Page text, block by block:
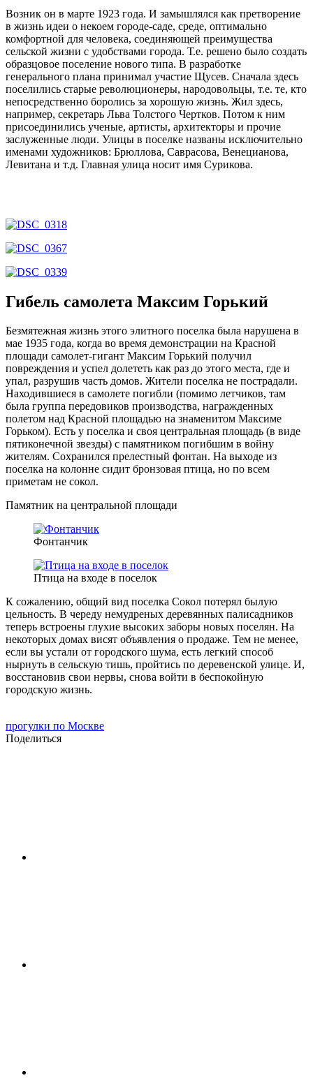
Возник он в марте 1923 года. И замышлялся как претворение
в жизнь идеи о некоем городе-саде, среде, оптимально
комфортной для человека, соединяющей преимущества
сельской жизни с удобствами города. Т.е. решено было создать
образцовое поселение нового типа. В разработке
генерального плана принимал участие Щусев. Сначала здесь
поселились старые революционеры, народовольцы, т.е. те, кто
непосредственно боролись за хорошую жизнь. Жил здесь,
например, секретарь Льва Толстого Чертков. Потом к ним
присоединились ученые, артисты, архитекторы и прочие
заслуженные люди. Улицы в поселке названы исключительно
именами художников: Брюллова, Саврасова, Венецианова,
Левитана и т.д. Главная улица носит имя Сурикова.
Гибель самолета Максим Горький
Безмятежная жизнь этого элитного поселка была нарушена в
мае 1935 года, когда во время демонстрации на Красной
площади самолет-гигант Максим Горький получил
повреждения и успел долететь как раз до этого места, где и
упал, разрушив часть домов. Жители поселка не пострадали.
Находившиеся в самолете погибли (помимо летчиков, там
была группа передовиков производства, награжденных
полетом над Красной площадью на знаменитом Максиме
Горьком). Есть у поселка и своя центральная площадь (в виде
пятиконечной звезды) с памятником погибшим в войну
жителям. Сохранился прелестный фонтан. На выходе из
поселка на колонне сидит бронзовая птица, но по всем
приметам не сокол.
Памятник на центральной площади
Фонтанчик
Птица на входе в поселок
К сожалению, общий вид поселка Сокол потерял былую
цельность. В череду немудреных деревянных палисадников
теперь встроены глухие высоких заборы новых поселян. На
некоторых домах висят объявления о продаже. Тем не менее,
если вы устали от городского шума, есть легкий способ
нырнуть в сельскую тишь, пройтись по деревенской улице. И,
восстановив свои нервы, снова войти в беспокойную
городскую жизнь.
прогулки по Москве
Поделиться